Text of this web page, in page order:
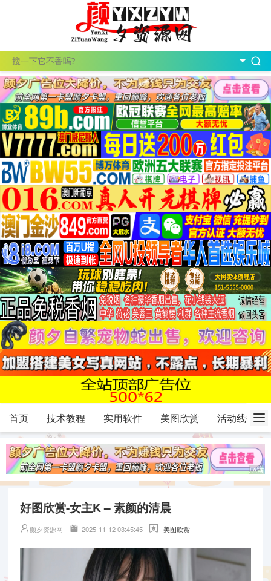
首页 技术教程 实用软件 美图欣赏 活动线报
好图欣赏-女主K – 素颜的清晨
颜夕资源网 2025-11-12 03:45:45 美图欣赏